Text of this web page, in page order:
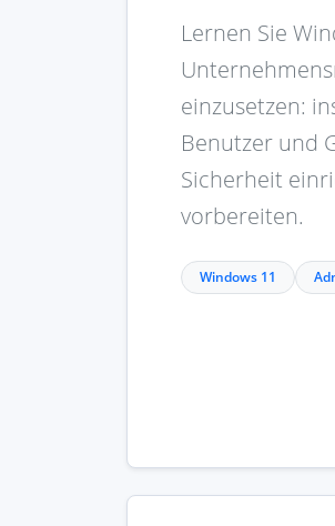
Lernen Sie
einzusetzen:
Benutzer und
Sicherheit
vorbereiten.
Windows 11